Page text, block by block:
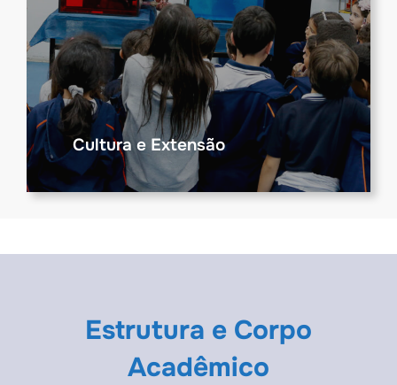
Cultura e Extensão
Estrutura e Corpo
Acadêmico